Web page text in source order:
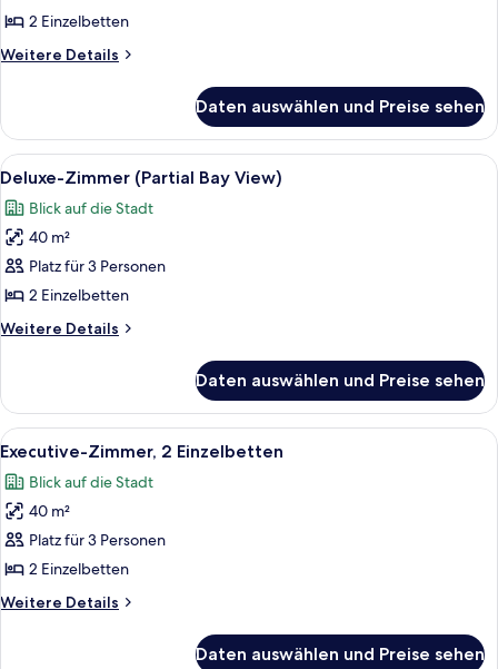
2 Einzelbetten
anzeigen
2 Einzelbetten
Weitere Details
Weitere
Zimmer,
2 Einzelbetten
Daten auswählen und Preise sehen
Alle
Fotos
für
Deluxe-
Zimmer
(Partial
Bay
View)
Ein Hotelzimmer mit zwei Betten,
6
Deluxe-Zimmer (Partial Bay View)
Blick auf die Stadt
40 m²
Platz für 3 Personen
2 Einzelbetten
Weitere Details
Weitere
Zimmer
(Partial
Bay
Daten auswählen und Preise sehen
Alle
Fotos
für
Executive-
Zimmer,
2 Einzelbetten
anzeigen
Ein Hotelzimmer mit zwei Betten,
5
Executive-Zimmer, 2 Einzelbetten
Blick auf die Stadt
40 m²
Platz für 3 Personen
2 Einzelbetten
Weitere Details
Weitere
Daten auswählen und Preise sehen